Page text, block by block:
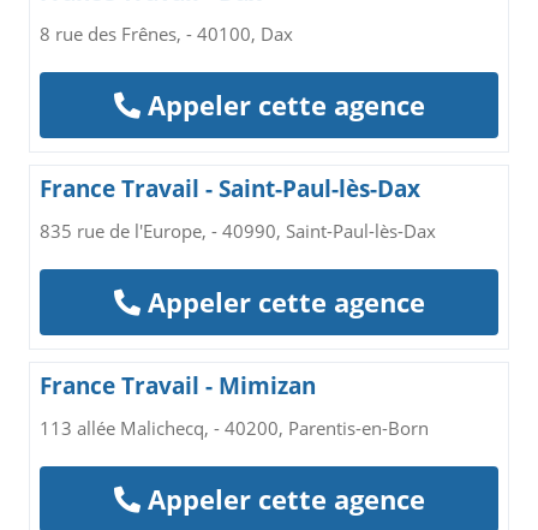
8 rue des Frênes, - 40100, Dax
Appeler cette agence
France Travail - Saint-Paul-lès-Dax
835 rue de l'Europe, - 40990, Saint-Paul-lès-Dax
Appeler cette agence
France Travail - Mimizan
113 allée Malichecq, - 40200, Parentis-en-Born
Appeler cette agence